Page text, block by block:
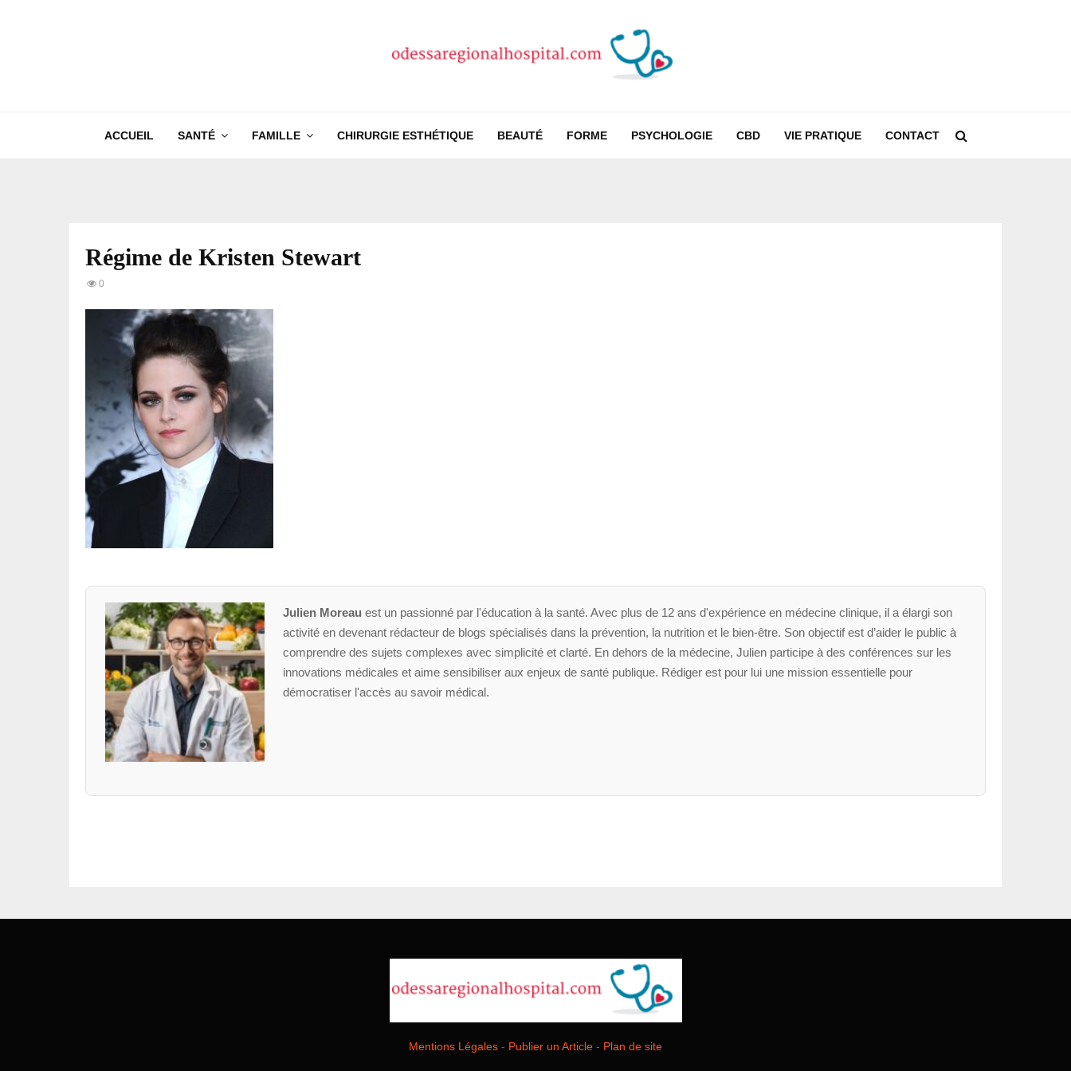
ACCUEIL SANTÉ FAMILLE CHIRURGIE ESTHÉTIQUE BEAUTÉ FORME PSYCHOLOGIE CBD VIE PRATIQUE CONTACT
Régime de Kristen Stewart
0
Julien Moreau est un passionné par l'éducation à la santé. Avec plus de 12 ans d'expérience en médecine clinique, il a élargi son
activité en devenant rédacteur de blogs spécialisés dans la prévention, la nutrition et le bien-être. Son objectif est d’aider le public à
comprendre des sujets complexes avec simplicité et clarté. En dehors de la médecine, Julien participe à des conférences sur les
innovations médicales et aime sensibiliser aux enjeux de santé publique. Rédiger est pour lui une mission essentielle pour
démocratiser l'accès au savoir médical.
Mentions Légales - Publier un Article - Plan de site